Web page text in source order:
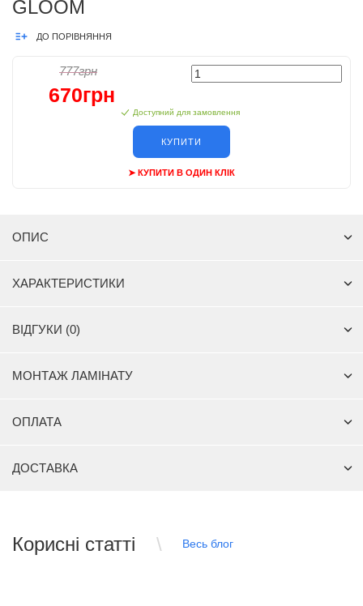
GLOOM
ДО ПОРІВНЯННЯ
777грн
670грн
Доступний для замовлення
КУПИТИ
➤ КУПИТИ В ОДИН КЛІК
ОПИС
ХАРАКТЕРИСТИКИ
ВІДГУКИ (0)
МОНТАЖ ЛАМІНАТУ
ОПЛАТА
ДОСТАВКА
Корисні статті Весь блог